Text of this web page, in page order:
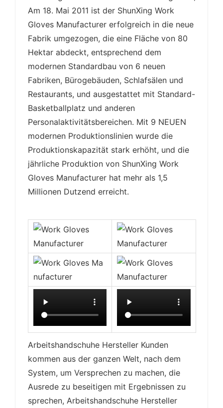
Am 18. Mai 2011 ist der ShunXing Work
Gloves Manufacturer erfolgreich in die neue
Fabrik umgezogen, die eine Fläche von 80
Hektar abdeckt, entsprechend dem
modernen Standardbau von 6 neuen
Fabriken, Bürogebäuden, Schlafsälen und
Restaurants, und ausgestattet mit Standard-
Basketballplatz und anderen
Personalaktivitätsbereichen. Mit 9 NEUEN
modernen Produktionslinien wurde die
Produktionskapazität stark erhöht, und die
jährliche Produktion von ShunXing Work
Gloves Manufacturer hat mehr als 1,5
Millionen Dutzend erreicht.
Arbeitshandschuhe Hersteller Kunden
kommen aus der ganzen Welt, nach dem
System, um Versprechen zu machen, die
Ausrede zu beseitigen mit Ergebnissen zu
sprechen, Arbeitshandschuhe Hersteller